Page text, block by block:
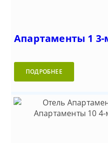
Апартаменты 1 3-
ПОДРОБНЕЕ